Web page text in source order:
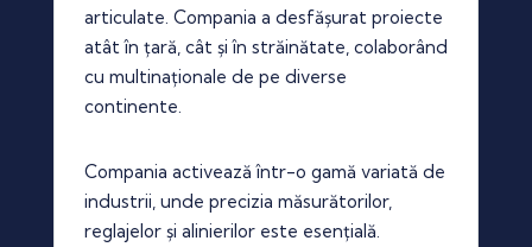
articulate. Compania a desfășurat proiecte
atât în țară, cât și în străinătate, colaborând
cu multinaționale de pe diverse
continente.
Compania activează într-o gamă variată de
industrii, unde precizia măsurătorilor,
reglajelor și alinierilor este esențială.